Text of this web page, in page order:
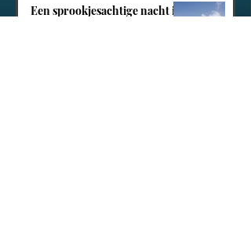
Een sprookjesachtige nacht in